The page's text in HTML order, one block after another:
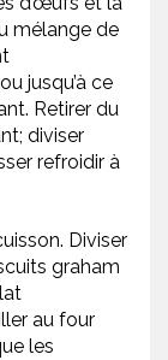
mélange de
jusqu’à ce
Retirer du
diviser
refroidir à
Diviser
graham
au four
les